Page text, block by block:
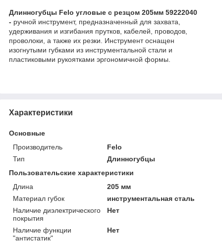
Длинногубцы Felo угловые с резцом 205мм 59222040
- ручной инструмент, предназначенный для захвата,
удерживания и изгибания прутков, кабелей, проводов,
проволоки, а также их резки. Инструмент оснащен
изогнутыми губками из инструментальной стали и
пластиковыми рукоятками эргономичной формы.
Характеристики
Основные
Производитель
Felo
Тип
Длинногубцы
Пользовательские характеристики
Длина
205 мм
Материал губок
инструментальная сталь
Наличие диэлектрического
покрытия
Нет
Наличие функции
"антистатик"
Нет